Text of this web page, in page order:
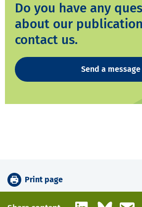
Do you have any
about our
contact us.
Send a message
Print page
LinkedInBluesky